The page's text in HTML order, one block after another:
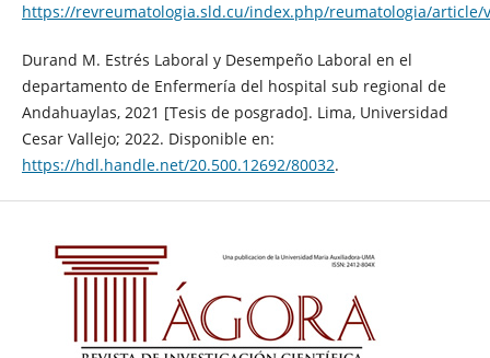
https://revreumatologia.sld.cu/index.php/reumatologia/article/
Durand M. Estrés Laboral y Desempeño Laboral en el
departamento de Enfermería del hospital sub regional de
Andahuaylas, 2021 [Tesis de posgrado]. Lima, Universidad
Cesar Vallejo; 2022. Disponible en:
https://hdl.handle.net/20.500.12692/80032.